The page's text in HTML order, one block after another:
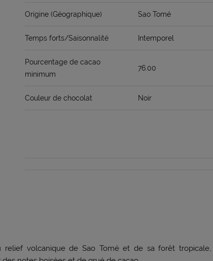
Origine (Géographique) Sao Tomé
Temps forts/Saisonnalité Intemporel
Pourcentage de cacao
minimum
76.00
Couleur de chocolat Noir
relief volcanique de Sao Tomé et de sa forêt